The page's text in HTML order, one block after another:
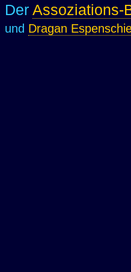
Der Assoziations-
und Dragan